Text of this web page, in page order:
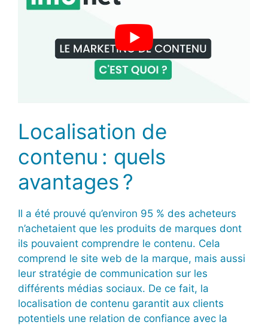
Localisation de
contenu : quels
avantages ?
Il a été prouvé qu’environ 95 % des acheteurs
n’achetaient que les produits de marques dont
ils pouvaient comprendre le contenu. Cela
comprend le site web de la marque, mais aussi
leur stratégie de communication sur les
différents médias sociaux. De ce fait, la
localisation de contenu garantit aux clients
potentiels une relation de confiance avec la